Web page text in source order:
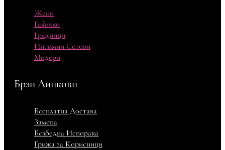
Жени
Гаќички
Градници
Интимни Сетови
Мидери
Брзи Линкови
Бесплатна Достава
Замена
Безбедна Испорака
Грижа за Корисници